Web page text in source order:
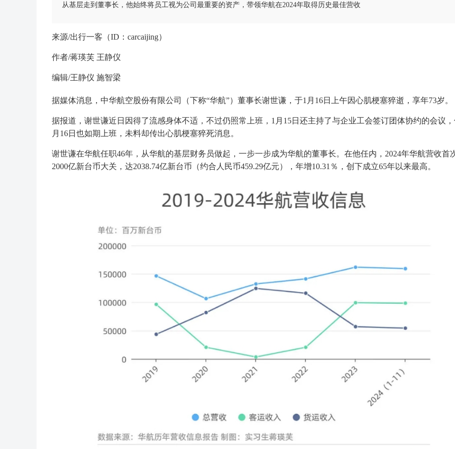
从基层走到董事长，他始终将员工视为公司最重要的资产，带领华航在2024年取得历史最佳营收
来源/出行一客（ID：carcaijing）
作者/蒋瑛芙 王静仪
编辑/王静仪 施智梁
据媒体消息，中华航空股份有限公司（下称“华航”）董事长谢世谦，于1月16日上午因心肌梗塞猝逝，享年73岁。
据报道，谢世谦近日因得了流感身体不适，不过仍照常上班，1月15日还主持了与企业工会签订团体协约的会议
月16日也如期上班，未料却传出心肌梗塞猝死消息。
谢世谦在华航任职46年，从华航的基层财务员做起，一步一步成为华航的董事长。在他任内，2024年华航营收首
2000亿新台币大关，达2038.74亿新台币（约合人民币459.29亿元），年增10.31％，创下成立65年以来最高。